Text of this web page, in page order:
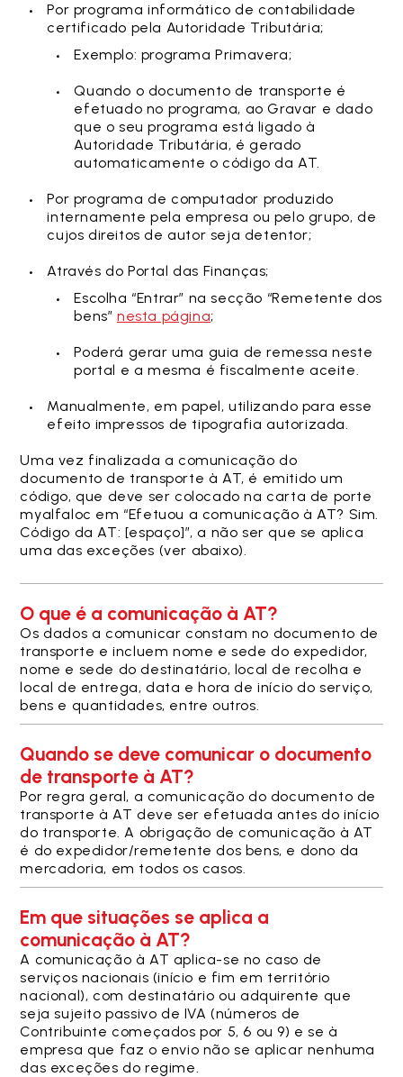
Por programa informático de contabilidade
certificado pela Autoridade Tributária;
Exemplo: programa Primavera;
Quando o documento de transporte é
efetuado no programa, ao Gravar e dado
que o seu programa está ligado à
Autoridade Tributária, é gerado
automaticamente o código da AT.
Por programa de computador produzido
internamente pela empresa ou pelo grupo, de
cujos direitos de autor seja detentor;
Através do Portal das Finanças;
Escolha “Entrar” na secção “Remetente dos
bens” nesta página;
Poderá gerar uma guia de remessa neste
portal e a mesma é fiscalmente aceite.
Manualmente, em papel, utilizando para esse
efeito impressos de tipografia autorizada.
Uma vez finalizada a comunicação do
documento de transporte à AT, é emitido um
código, que deve ser colocado na carta de porte
myalfaloc em “Efetuou a comunicação à AT? Sim.
Código da AT: [espaço]”, a não ser que se aplica
uma das exceções (ver abaixo).
O que é a comunicação à AT?
Os dados a comunicar constam no documento de
transporte e incluem nome e sede do expedidor,
nome e sede do destinatário, local de recolha e
local de entrega, data e hora de início do serviço,
bens e quantidades, entre outros.
Quando se deve comunicar o documento
de transporte à AT?
Por regra geral, a comunicação do documento de
transporte à AT deve ser efetuada antes do início
do transporte. A obrigação de comunicação à AT
é do expedidor/remetente dos bens, e dono da
mercadoria, em todos os casos.
Em que situações se aplica a
comunicação à AT?
A comunicação à AT aplica-se no caso de
serviços nacionais (início e fim em território
nacional), com destinatário ou adquirente que
seja sujeito passivo de IVA (números de
Contribuinte começados por 5, 6 ou 9) e se à
empresa que faz o envio não se aplicar nenhuma
das exceções do regime.